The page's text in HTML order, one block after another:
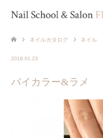
ネイルカタログ ネイル
2018.01.23
バイカラー&ラメ